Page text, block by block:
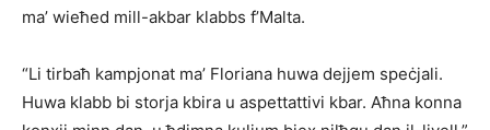
ma’ wieħed mill-akbar klabbs f’Malta.
“Li tirbaħ kampjonat ma’ Floriana huwa dejjem speċjali.
Huwa klabb bi storja kbira u aspettattivi kbar. Aħna konna